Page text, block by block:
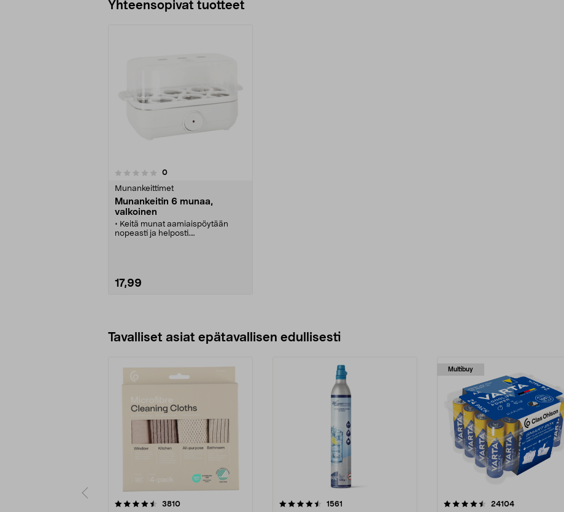
Yhteensopivat tuotteet
0arvostelut
Munankeittimet
Munankeitin 6 munaa,
valkoinen
• Keitä munat aamiaispöytään
nopeasti ja helposti.
ratkaisee.
• Mukana annostelumitta ja
17,99
Tavalliset asiat epätavallisen edullisesti
3810arvostelut
4.5viidestä
1561
Multibuy
4.5viidestä
24104arvostelut
4.5viidestä